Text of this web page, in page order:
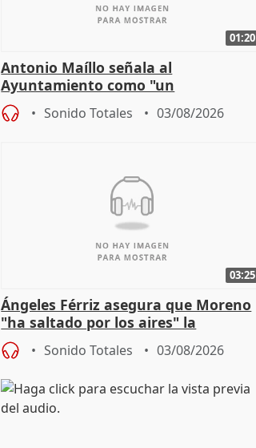
01:20
Antonio Maíllo señala al
Ayuntamiento como "un
especulador más" sobre viviendas de
Jiménez Becerril
Sonido Totales 03/08/2026
03:25
Ángeles Férriz asegura que Moreno
"ha saltado por los aires" la
negociación tras acuerdo con SMA
Sonido Totales 03/08/2026